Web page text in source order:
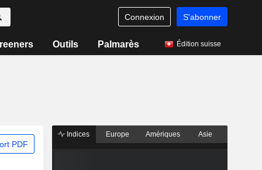
Connexion S'abonner
Outils Palmarès Édition suisse
PDF
Indices Europe Amériques Asie